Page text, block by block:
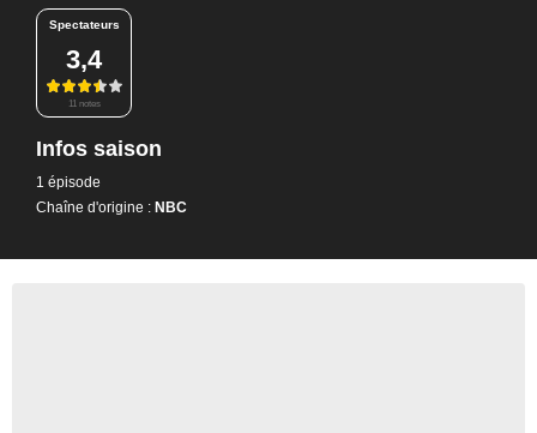
Spectateurs
3,4
11 notes
Infos saison
1 épisode
Chaîne d'origine : NBC